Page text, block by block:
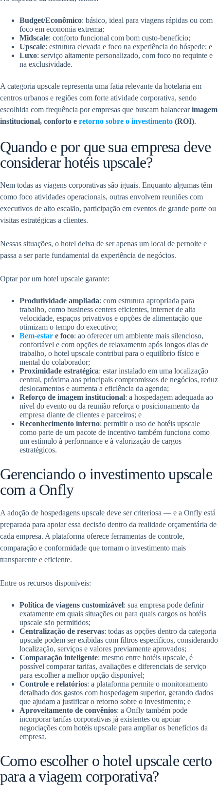
Budget/Econômico: básico, ideal para viagens rápidas ou com
foco em economia extrema;
Midscale: conforto funcional com bom custo-benefício;
Upscale: estrutura elevada e foco na experiência do hóspede; e
Luxo: serviço altamente personalizado, com foco no requinte e
na exclusividade.
A categoria upscale representa uma fatia relevante da hotelaria em
centros urbanos e regiões com forte atividade corporativa, sendo
escolhida com frequência por empresas que buscam balancearimagem
institucional, conforto e retorno sobre o investimento (ROI).
Quando e por que sua empresa deve
considerar hotéis upscale?
Nem todas as viagens corporativas são iguais. Enquanto algumas têm
como foco atividades operacionais, outras envolvem reuniões com
executivos de alto escalão, participação em eventos de grande porte ou
visitas estratégicas a clientes.
Nessas situações, o hotel deixa de ser apenas um local de pernoite e
passa a ser parte fundamental da experiência de negócios.
Optar por um hotel upscale garante:
Produtividade ampliada: com estrutura apropriada para
trabalho, como business centers eficientes, internet de alta
velocidade, espaços privativos e opções de alimentação que
otimizam o tempo do executivo;
Bem-estar e foco: ao oferecer um ambiente mais silencioso,
confortável e com opções de relaxamento após longos dias de
trabalho, o hotel upscale contribui para o equilíbrio físico e
mental do colaborador;
Proximidade estratégica: estar instalado em uma localização
central, próxima aos principais compromissos de negócios, reduz
deslocamentos e aumenta a eficiência da agenda;
Reforço de imagem institucional: a hospedagem adequada ao
nível do evento ou da reunião reforça o posicionamento da
empresa diante de clientes e parceiros; e
Reconhecimento interno: permitir o uso de hotéis upscale
como parte de um pacote de incentivo também funciona como
um estímulo à performance e à valorização de cargos
estratégicos.
Gerenciando o investimento upscale
com a Onfly
A adoção de hospedagens upscale deve ser criteriosa — e a Onfly está
preparada para apoiar essa decisão dentro da realidade orçamentária de
cada empresa. A plataforma oferece ferramentas de controle,
comparação e conformidade que tornam o investimento mais
transparente e eficiente.
Entre os recursos disponíveis:
Política de viagens customizável: sua empresa pode definir
exatamente em quais situações ou para quais cargos os hotéis
upscale são permitidos;
Centralização de reservas: todas as opções dentro da categoria
upscale podem ser exibidas com filtros específicos, considerando
localização, serviços e valores previamente aprovados;
Comparação inteligente: mesmo entre hotéis upscale, é
possível comparar tarifas, avaliações e diferenciais de serviço
para escolher a melhor opção disponível;
Controle e relatórios: a plataforma permite o monitoramento
detalhado dos gastos com hospedagem superior, gerando dados
que ajudam a justificar o retorno sobre o investimento; e
Aproveitamento de convênios: a Onfly também pode
incorporar tarifas corporativas já existentes ou apoiar
negociações com hotéis upscale para ampliar os benefícios da
empresa.
Como escolher o hotel upscale certo
para a viagem corporativa?